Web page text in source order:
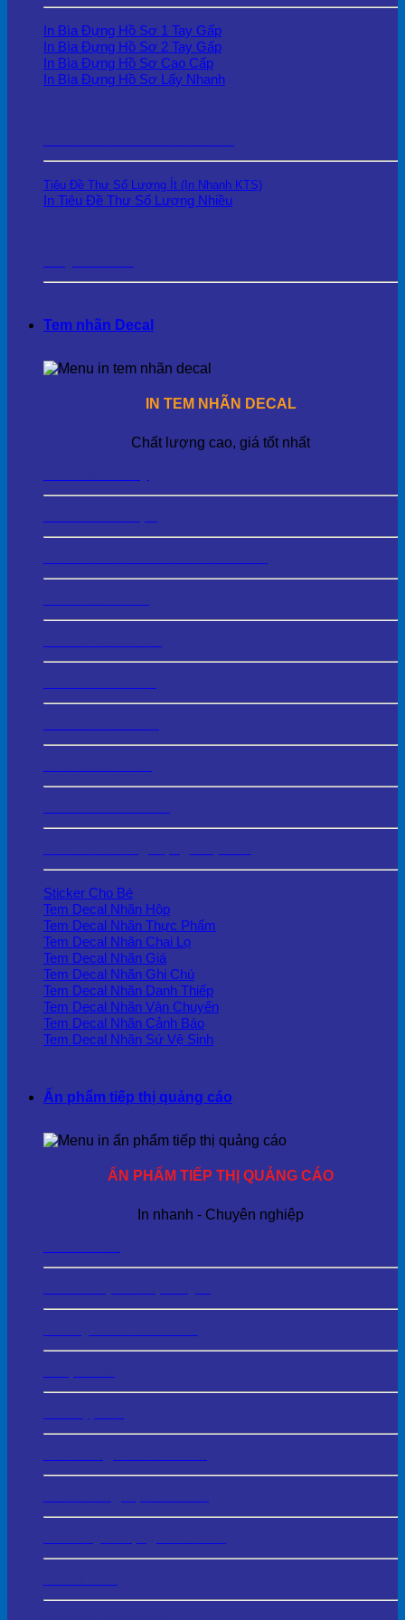
In Bìa Đựng Hồ Sơ 1 Tay Gấp
In Bìa Đựng Hồ Sơ 2 Tay Gấp
In Bìa Đựng Hồ Sơ Cao Cấp
In Bìa Đựng Hồ Sơ Lấy Nhanh
Tiêu Đề Thư Số Lượng Ít (In Nhanh KTS)
In Tiêu Đề Thư Số Lượng Nhiều
Tem nhãn Decal
IN TEM NHÃN DECAL
Chất lượng cao, giá tốt nhất
Sticker Cho Bé
Tem Decal Nhãn Hộp
Tem Decal Nhãn Thực Phẩm
Tem Decal Nhãn Chai Lọ
Tem Decal Nhãn Giá
Tem Decal Nhãn Ghi Chú
Tem Decal Nhãn Danh Thiếp
Tem Decal Nhãn Vận Chuyển
Tem Decal Nhãn Cảnh Báo
Tem Decal Nhãn Sứ Vệ Sinh
Ấn phẩm tiếp thị quảng cáo
ẤN PHẨM TIẾP THỊ QUẢNG CÁO
In nhanh - Chuyên nghiệp